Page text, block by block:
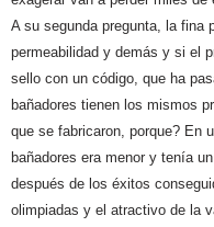
A su segunda pregunta, la fina
permeabilidad y demás y si el
sello con un código, que ha
bañadores tienen los mismos
que se fabricaron, porque? En
bañadores era menor y tenía
después de los éxitos
olimpiadas y el atractivo de la